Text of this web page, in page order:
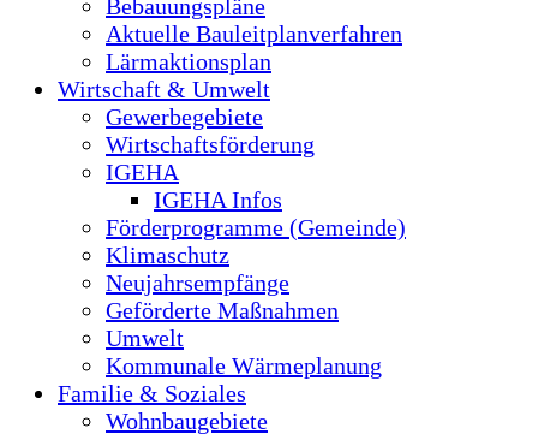
Bebauungspläne
Aktuelle Bauleitplanverfahren
Lärmaktionsplan
Wirtschaft & Umwelt
Gewerbegebiete
Wirtschaftsförderung
IGEHA
IGEHA Infos
Förderprogramme (Gemeinde)
Klimaschutz
Neujahrsempfänge
Geförderte Maßnahmen
Umwelt
Kommunale Wärmeplanung
Familie & Soziales
Wohnbaugebiete